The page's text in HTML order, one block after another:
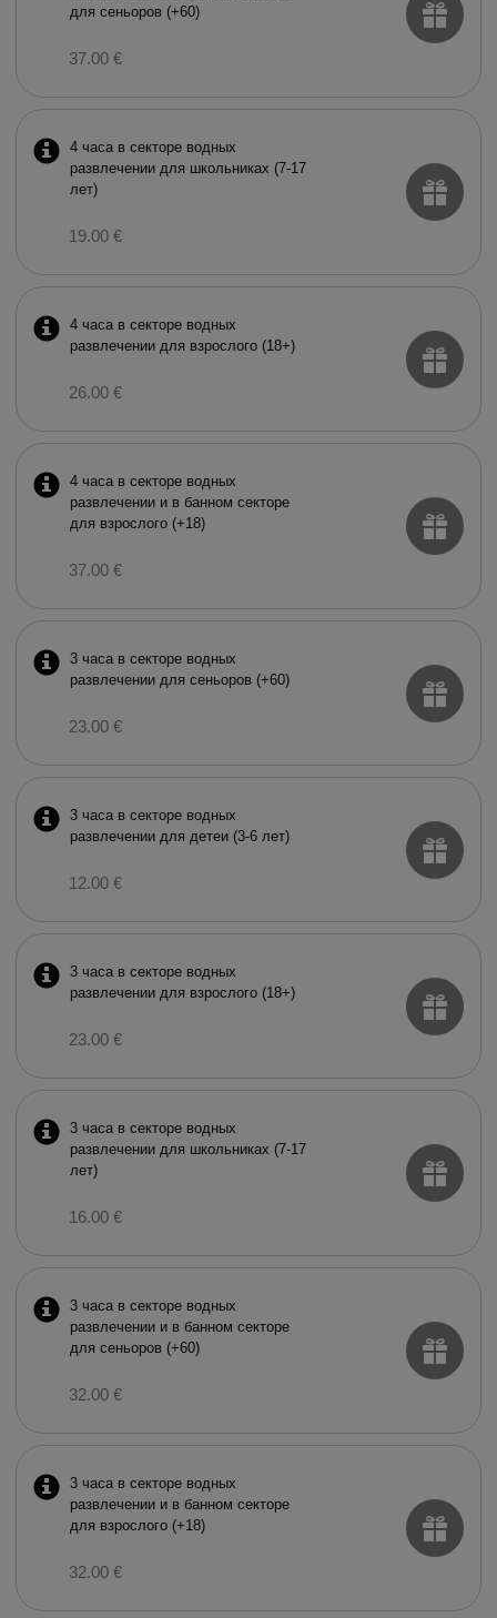
для сеньоров (+60)
37.00 €
4 часа в секторе водных
развлечении для школьниках (7-17
лет)
19.00 €
4 часа в секторе водных
развлечении для взрослого (18+)
26.00 €
4 часа в секторе водных
развлечении и в баннoм секторе
для взрослого (+18)
37.00 €
3 часа в секторе водных
развлечении для сеньоров (+60)
23.00 €
3 часа в секторе водных
развлечении для детеи (3-6 лет)
12.00 €
3 часа в секторе водных
развлечении для взрослого (18+)
23.00 €
3 часа в секторе водных
развлечении для школьниках (7-17
лет)
16.00 €
3 часа в секторе водных
развлечении и в баннoм секторе
для сеньоров (+60)
32.00 €
3 часа в секторе водных
развлечении и в баннoм секторе
для взрослого (+18)
32.00 €